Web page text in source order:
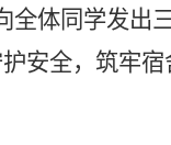
全体同学发出
安全，筑牢